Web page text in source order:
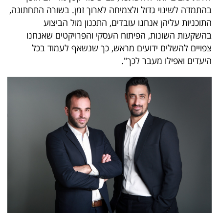
בהתמדה לשינוי גדול ולצמיחה לארוך זמן. בשורה התחתונה,
התוכניות עליהן אנחנו עובדים, התכנון מול הביצוע
בהשקעות השונות, הפיתוח העסקי והפרויקטים שאנחנו
צפויים להשלים ידועים מראש, כך שנשאף לעמוד בכל
היעדים ואפילו מעבר לכך".